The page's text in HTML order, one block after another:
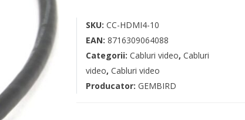
SKU: CC-HDMI4-10
EAN: 8716309064088
Categorii: Cabluri video, Cabluri
video, Cabluri video
Producator: GEMBIRD